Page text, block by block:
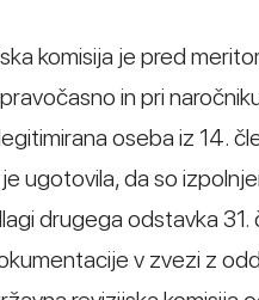
komisija je pred
in pri
oseba iz 14.
ugotovila, da so
drugega odstavka
v zvezi z